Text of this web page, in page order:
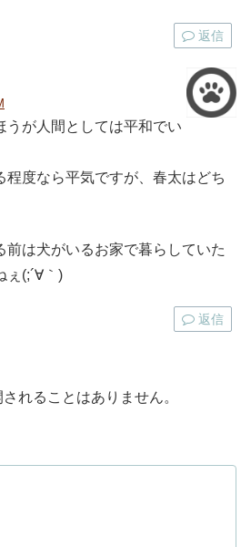
返信
うが人間としては平和でい
程度なら平気ですが、春太はどち
前は犬がいるお家で暮らしていた
ぇ(;´∀｀)
返信
れることはありません。